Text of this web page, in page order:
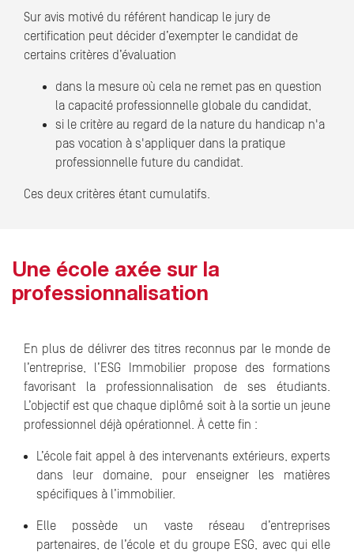
Sur avis motivé du référent handicap le jury de
certification peut décider d’exempter le candidat de
certains critères d’évaluation
dans la mesure où cela ne remet pas en question
la capacité professionnelle globale du candidat,
si le critère au regard de la nature du handicap n'a
pas vocation à s'appliquer dans la pratique
professionnelle future du candidat.
Ces deux critères étant cumulatifs.
Une école axée sur la
professionnalisation
En plus de délivrer des titres reconnus par le monde de
l’entreprise, l’ESG Immobilier propose des formations
favorisant la professionnalisation de ses étudiants.
L’objectif est que chaque diplômé soit à la sortie un jeune
professionnel déjà opérationnel. À cette fin :
L’école fait appel à des intervenants extérieurs, experts
dans leur domaine, pour enseigner les matières
spécifiques à l’immobilier.
Elle possède un vaste réseau d’entreprises
partenaires, de l’école et du groupe ESG, avec qui elle